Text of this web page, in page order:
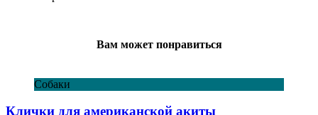
Вам может понравиться
Собаки
Клички для американской акиты